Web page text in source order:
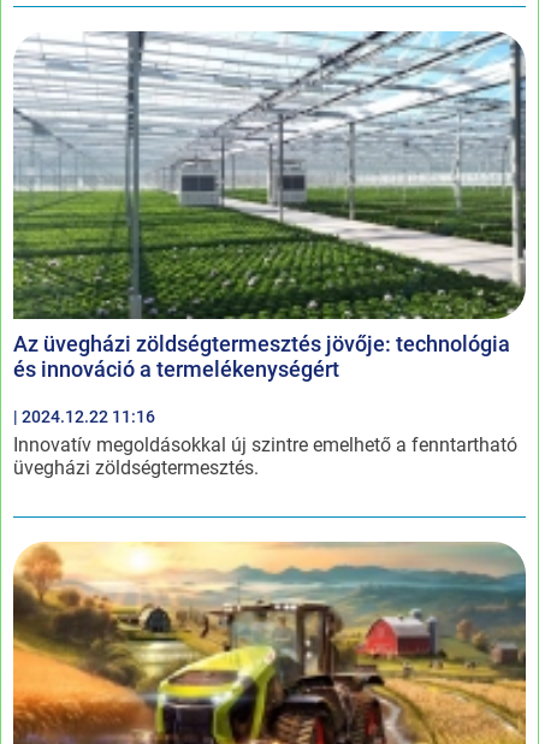
Az üvegházi zöldségtermesztés jövője: technológia
és innováció a termelékenységért
| 2024.12.22 11:16
Innovatív megoldásokkal új szintre emelhető a fenntartható
üvegházi zöldségtermesztés.